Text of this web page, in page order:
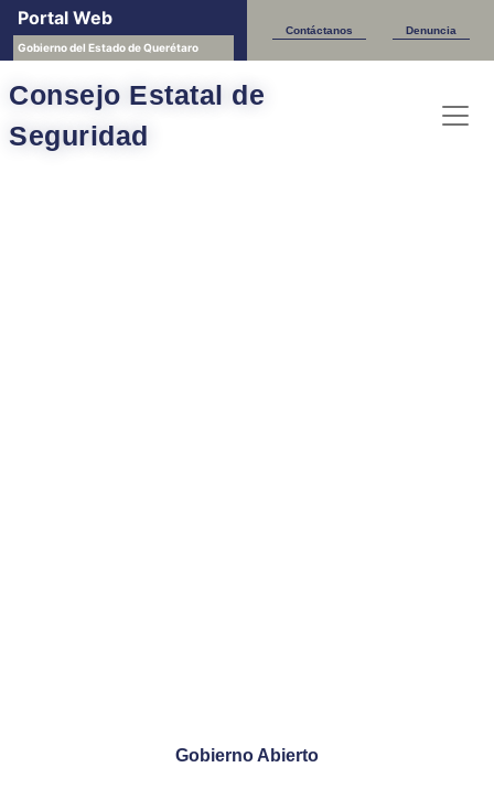
Portal Web
Gobierno del Estado de Querétaro
Contáctanos Denuncia
Consejo Estatal de
Seguridad
Gobierno Abierto